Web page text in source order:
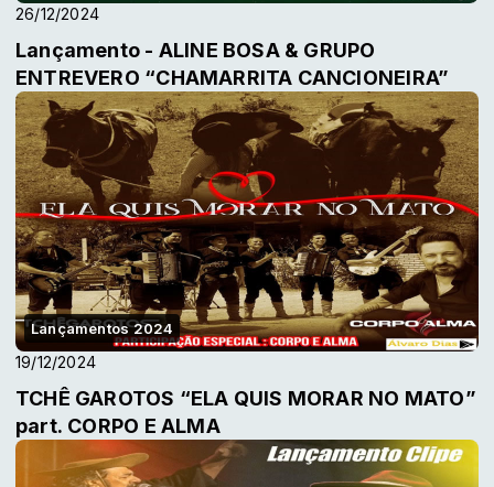
26/12/2024
Lançamento - ALINE BOSA & GRUPO
ENTREVERO “CHAMARRITA CANCIONEIRA”
Lançamentos 2024
19/12/2024
TCHÊ GAROTOS “ELA QUIS MORAR NO MATO”
part. CORPO E ALMA